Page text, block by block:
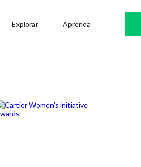
Explorar Aprenda